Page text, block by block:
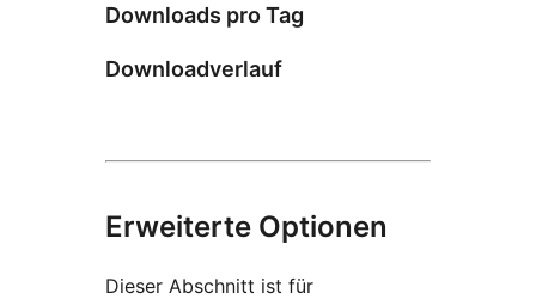
Downloads pro Tag
Downloadverlauf
Erweiterte Optionen
Dieser Abschnitt ist für